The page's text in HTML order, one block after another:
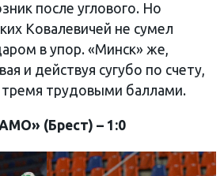
после углового. Но
Ковалевичей не сумел
в упор. «Минск» же,
и действуя сугубо по счету,
тремя трудовыми баллами.
(Брест) – 1:0